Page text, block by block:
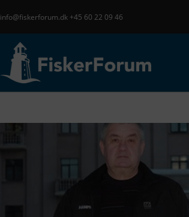
info@fiskerforum.dk +45 60 22 09 46